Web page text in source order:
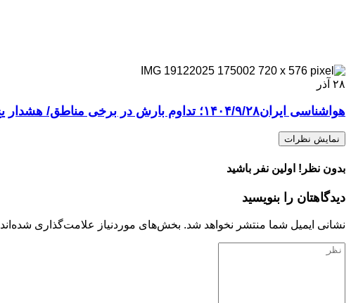
۲۸ آذر
هواشناسی ایران۱۴۰۴/۹/۲۸؛ تداوم بارش در برخی مناطق/ هشدار یخ‌زدگی در ۱۹ استان
نمایش نظرات
بدون نظر! اولین نفر باشید
دیدگاهتان را بنویسید
نشانی ایمیل شما منتشر نخواهد شد. بخش‌های موردنیاز علامت‌گذاری شده‌اند